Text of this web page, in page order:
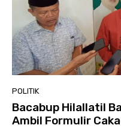
POLITIK
Bacabup Hilallatil
Ambil Formulir